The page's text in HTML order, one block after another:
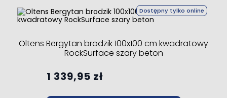
Dostępny tylko online
Oltens Bergytan brodzik 100x100 cm kwadratowy
RockSurface szary beton
1 339,95 zł